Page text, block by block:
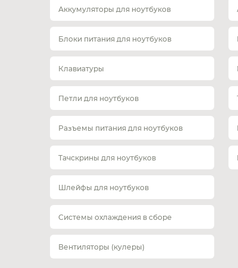
Аккумуляторы для ноутбуков
Блоки питания для ноутбуков
Клавиатуры
Петли для ноутбуков
Разъемы питания для ноутбуков
Тачскрины для ноутбуков
Шлейфы для ноутбуков
Системы охлаждения в сборе
Вентиляторы (кулеры)